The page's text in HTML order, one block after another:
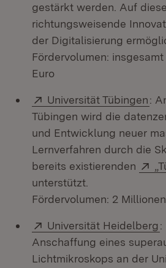
gestärkt werden. Auf
richtungsweisende
der Digitalisierung
Fördervolumen:
Euro
Extern:
Universität Tübingen:
Tübingen wird die
und Entwicklung neuer
Lernverfahren durch die
bereits existierenden
unterstützt.
Fördervolumen: 2
Extern:
Universität Heidelberg:
Anschaffung eines
Lichtmikroskops an der